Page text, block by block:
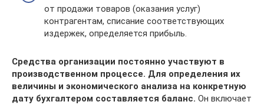
от продажи товаров (оказания услуг)
контрагентам, списание соответствующих
издержек, определяется прибыль.
Средства организации постоянно участвуют в
производственном процессе. Для определения их
величины и экономического анализа на конкретную
дату бухгалтером составляется баланс. Он включает